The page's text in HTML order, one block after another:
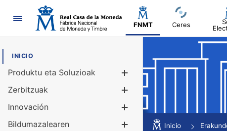
Nabigazioa
FNMT Ceres
INICIO
Produktu eta Soluzioak
Erakutsi/
Zerbitzuak
Innovación
Bildumazalearen
Erakutsi/
Inicio